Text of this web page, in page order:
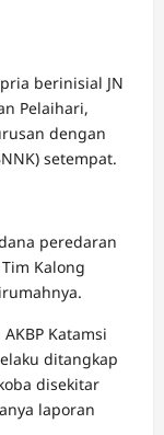
berinisial JN
Pelaihari,
dengan
setempat.
peredaran
Kalong
Katamsi
ditangkap
disekitar
laporan